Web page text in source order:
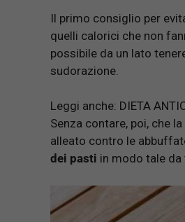
Il primo consiglio per
quelli calorici che non
possibile da un lato
sudorazione.
Leggi anche: DIETA
Senza contare, poi, che
alleato contro le
dei pasti in modo tale da